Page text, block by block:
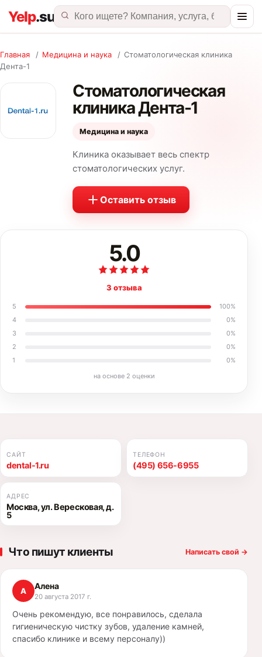
Главная / Медицина и наука / Стоматологическая клиника
Дента-1
Стоматологическая
клиника Дента-1
Медицина и наука
Клиника оказывает весь спектр
стоматологических услуг.
Оставить отзыв
5.0
3 отзыва
5 100%
4
0%
3
0%
2
0%
1
0%
на основе 2 оценки
САЙТ
dental-1.ru
ТЕЛЕФОН
(495) 656-6955
АДРЕС
Москва, ул. Вересковая, д.
5
Что пишут клиенты Написать свой →
А Алена
20 августа 2017 г.
Очень рекомендую, все понравилось, сделала
гигиеническую чистку зубов, удаление камней,
спасибо клинике и всему персоналу))